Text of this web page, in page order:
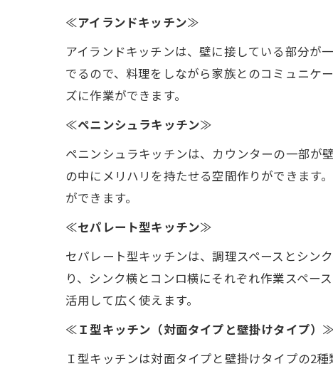
≪アイランドキッチン≫
アイランドキッチンは、壁に接している部分が
でるので、料理をしながら家族とのコミュニケ
ズに作業ができます。
≪ペニンシュラキッチン≫
ペニンシュラキッチンは、カウンターの一部が
の中にメリハリを持たせる空間作りができます
ができます。
≪セパレート型キッチン≫
セパレート型キッチンは、調理スペースとシン
り、シンク横とコンロ横にそれぞれ作業スペー
活用して広く使えます。
≪Ｉ型キッチン（対面タイプと壁掛けタイプ） ≫
Ｉ型キッチンは対面タイプと壁掛けタイプの2種